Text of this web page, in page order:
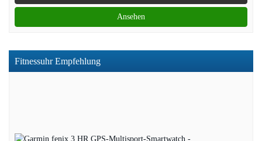
Ansehen
Fitnessuhr Empfehlung